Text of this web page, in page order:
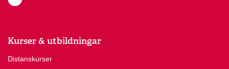
Kurser & utbildningar
Distanskurser